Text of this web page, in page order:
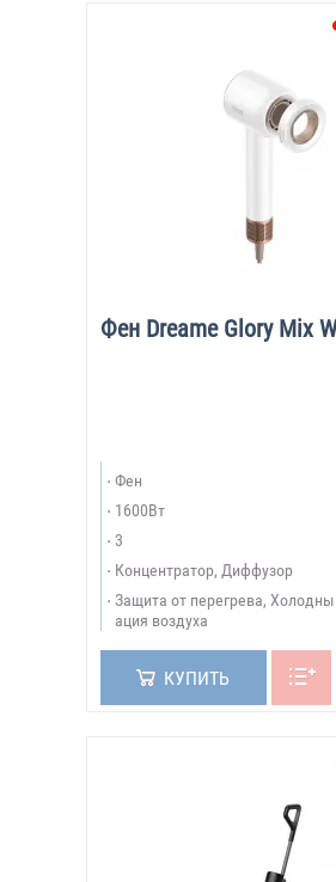
Фен Dreame Glory Mix
Фен
1600Вт
3
Концентратор, Диффузор
Защита от перегрева,
ация воздуха
КУПИТЬ